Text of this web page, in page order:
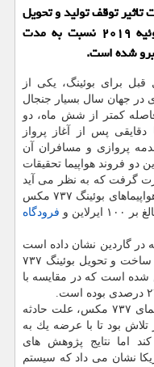
تاثیر توقف تولید و تحویل
هواپیماهای بوئینگ ۷۳۷ مكس در ژوئیه ۲۰۱۹ نسبت به مدت
برای بوئینگ، یكی از
در جهان سال بسیار جنجال
فاصله كمتر از شش ماه، دو
۷۳۷ مكس تنها دقایقی پس از آغاز پرواز
پروازی و مسافران آن
دو فروند هواپیما تحقیقات
گرفت كه به نظر می آید
تابحال موفقیت آمیز نبوده است چونكه هواپیماهای بوئینگ ۷۳۷ مكس
و
فرودگاه
در گاردین نشان داده است
كه تولید جهانی هواپیما تحت تاثیر توقف ساخت و تحویل بوئینگ ۷۳۷
۸۸ فروند گزارش شده است كه در مقایسه با
بوئینگ پس از دومین حادثه سقوط هواپیمای ۷۳۷ مكس، علت حادثه
بود تا با عرضه یك به
اما نتایج پژوهش های
نشان می داد كه سیستم